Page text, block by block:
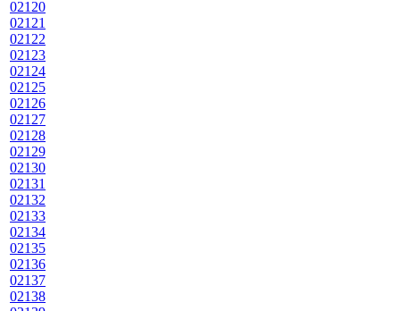
02120
02121
02122
02123
02124
02125
02126
02127
02128
02129
02130
02131
02132
02133
02134
02135
02136
02137
02138